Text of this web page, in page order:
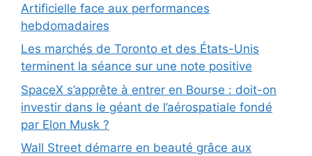
Artificielle face aux performances
hebdomadaires
Les marchés de Toronto et des États-Unis
terminent la séance sur une note positive
SpaceX s’apprête à entrer en Bourse : doit-on
investir dans le géant de l’aérospatiale fondé
par Elon Musk ?
Wall Street démarre en beauté grâce aux